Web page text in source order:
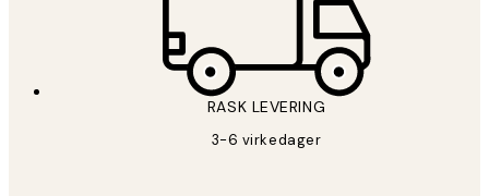
RASK LEVERING
3-6 virkedager